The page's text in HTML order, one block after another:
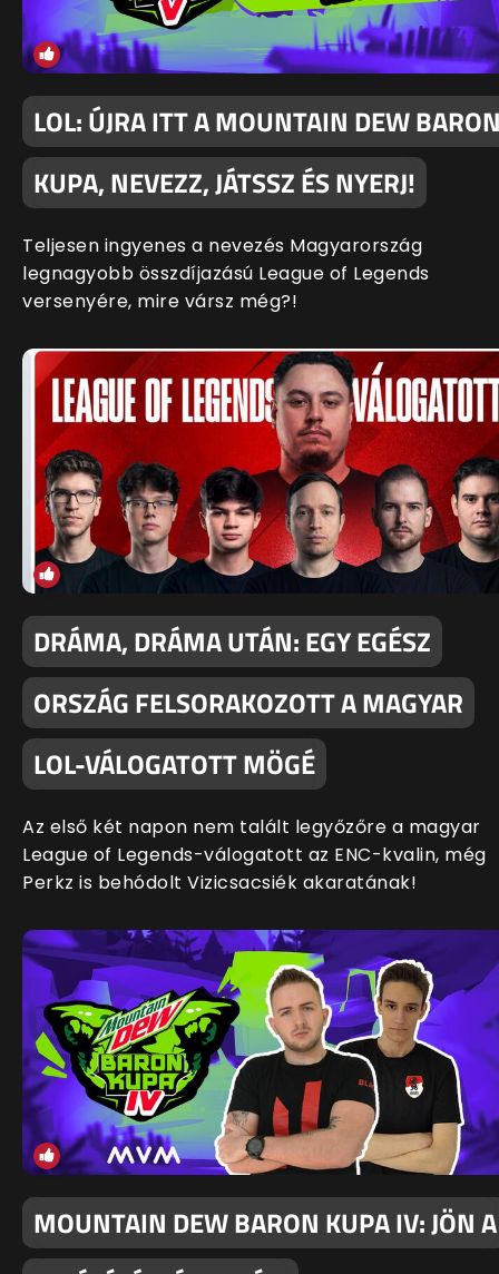
LOL: ÚJRA ITT A MOUNTAIN DEW
KUPA, NEVEZZ, JÁTSSZ ÉS NYERJ!
Teljesen ingyenes a nevezés Magyarország
legnagyobb összdíjazású League of Legends
versenyére, mire vársz még?!
DRÁMA, DRÁMA UTÁN: EGY EGÉSZ
ORSZÁG FELSORAKOZOTT A MAGYAR
LOL-VÁLOGATOTT MÖGÉ
Az első két napon nem talált legyőzőre a magyar
League of Legends-válogatott az ENC-kvalin, még
Perkz is behódolt Vizicsacsiék akaratának!
MOUNTAIN DEW BARON KUPA IV: JÖN A